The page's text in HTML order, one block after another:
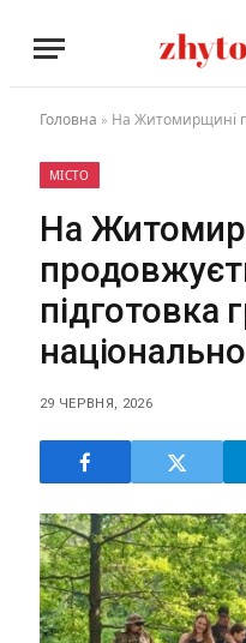
Головна » На Житомирщині
МІСТО
На
підготовка
29 ЧЕРВНЯ, 2026